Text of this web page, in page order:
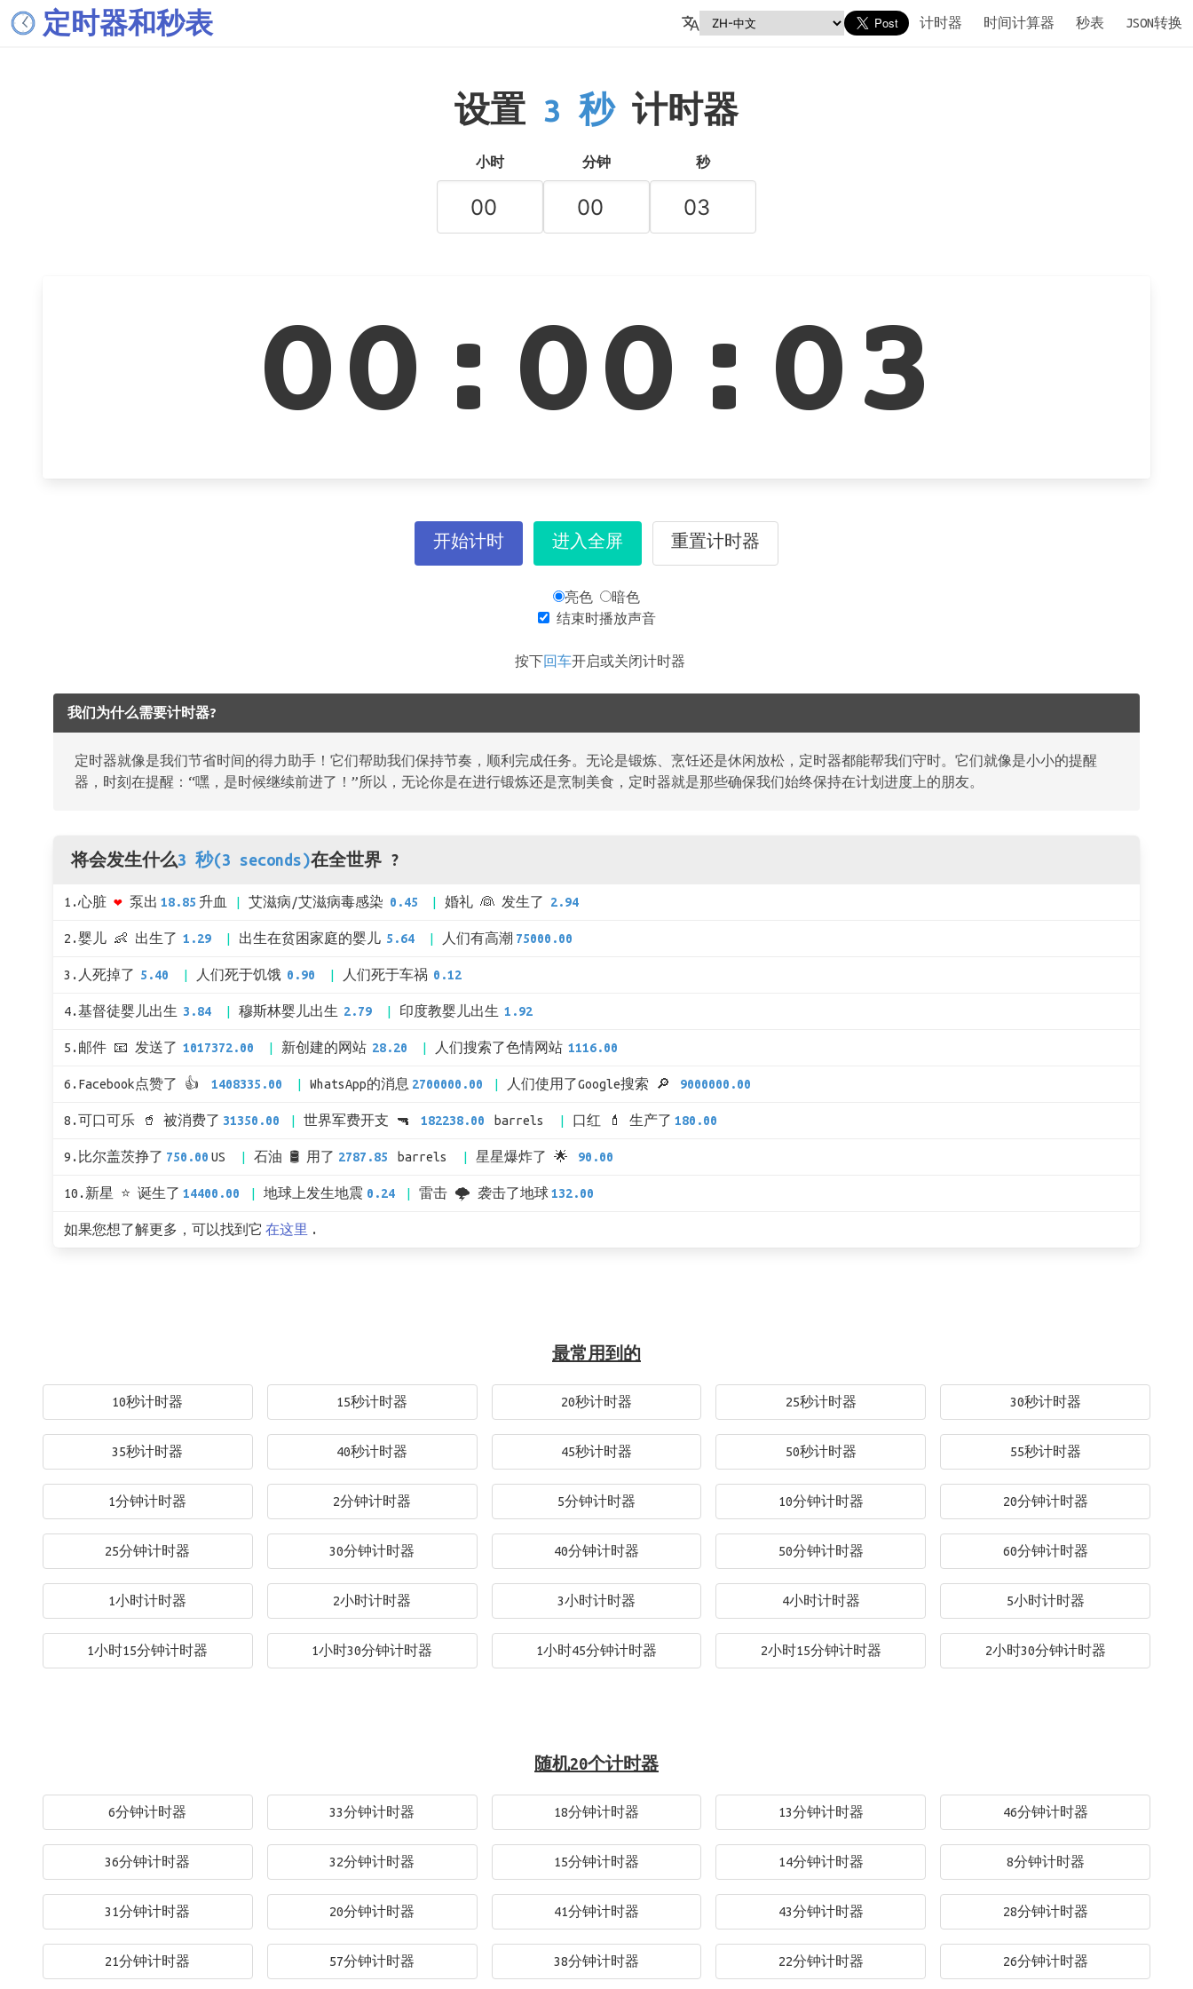
定时器和秒表 计时器 时间计算器 秒表 JSON转换
设置 3 秒 计时器
小时 分钟 秒
00:00:03
开始计时 进入全屏 重置计时器
亮色
暗色
结束时播放声音
按下 回车开启或关闭计时器
我们为什么需要计时器?
定时器就像是我们节省时间的得力助手！它们帮助我们保持节奏，顺利完成任务。无论是锻炼、烹饪还是休闲放松，定时器都能帮我们守时。它们就像是小小的提醒
器，时刻在提醒：“嘿，是时候继续前进了！”所以，无论你是在进行锻炼还是烹制美食，定时器就是那些确保我们始终保持在计划进度上的朋友。
将会发生什么3 秒(3 seconds)在全世界 ?
1.心脏 ❤ 泵出 18.85 升血 艾滋病/艾滋病毒感染 0.45 婚礼 👰 发生了 2.94
2.婴儿 👶 出生了 1.29 出生在贫困家庭的婴儿 5.64 人们有高潮 75000.00
3.人死掉了 5.40 人们死于饥饿 0.90 人们死于车祸 0.12
4.基督徒婴儿出生 3.84 穆斯林婴儿出生 2.79 印度教婴儿出生 1.92
5.邮件 📧 发送了 1017372.00 新创建的网站 28.20 人们搜索了色情网站 1116.00
6.Facebook点赞了 👍 1408335.00 WhatsApp的消息 2700000.00 人们使用了Google搜索 🔎 9000000.00
8.可口可乐 🥤 被消费了 31350.00 世界军费开支 🔫 182238.00 barrels 口红 💄 生产了 180.00
9.比尔盖茨挣了 750.00 US 石油 🛢 用了 2787.85 barrels 星星爆炸了 🌟 90.00
10.新星 ⭐ 诞生了 14400.00 地球上发生地震 0.24 雷击 🌩 袭击了地球 132.00
如果您想了解更多，可以找到它 在这里 .
最常用到的
10秒计时器 15秒计时器 20秒计时器 25秒计时器 30秒计时器
35秒计时器 40秒计时器 45秒计时器 50秒计时器 55秒计时器
1分钟计时器 2分钟计时器 5分钟计时器 10分钟计时器 20分钟计时器
25分钟计时器 30分钟计时器 40分钟计时器 50分钟计时器 60分钟计时器
1小时计时器 2小时计时器 3小时计时器 4小时计时器 5小时计时器
1小时15分钟计时器 1小时30分钟计时器 1小时45分钟计时器 2小时15分钟计时器 2小时30分钟计时器
随机20个计时器
6分钟计时器 33分钟计时器 18分钟计时器 13分钟计时器 46分钟计时器
36分钟计时器 32分钟计时器 15分钟计时器 14分钟计时器 8分钟计时器
31分钟计时器 20分钟计时器 41分钟计时器 43分钟计时器 28分钟计时器
21分钟计时器 57分钟计时器 38分钟计时器 22分钟计时器 26分钟计时器